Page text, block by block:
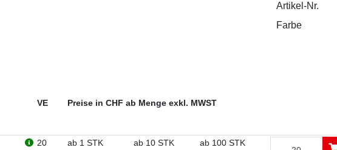
Artikel-Nr.
Farbe
VE Preise in CHF ab Menge exkl. MWST
20
ab 1 STK
ab 10 STK
ab 100 STK